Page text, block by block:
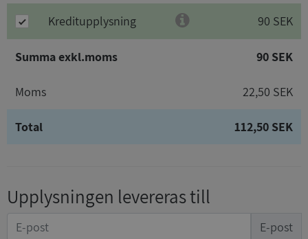
Kreditupplysning 90 SEK
Summa exkl.moms 90 SEK
Moms 22,50 SEK
Total 112,50 SEK
Upplysningen levereras till
E-post